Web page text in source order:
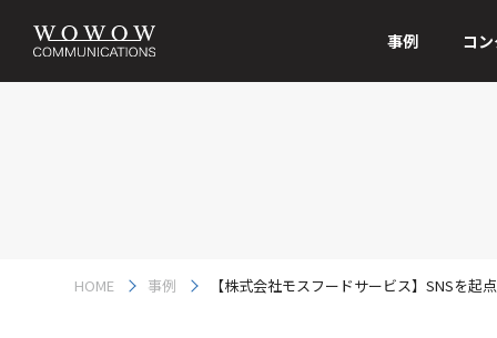
事例 コ
HOME 事例 【株式会社モスフードサービス】SNSを